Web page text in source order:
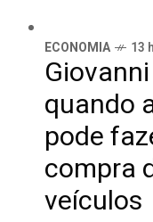
ECONOMIA 13
quando
pode
compra
veículos